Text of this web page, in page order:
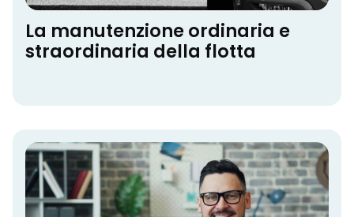
La manutenzione ordinaria e
straordinaria della flotta